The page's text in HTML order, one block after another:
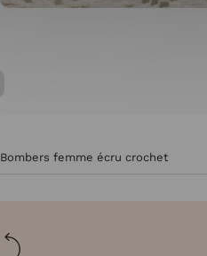
Bombers femme écru crochet